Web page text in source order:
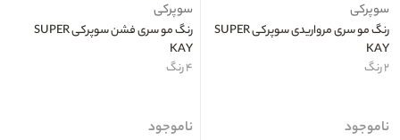
سوپرکی
رنگ مو سری مرواریدی سوپرکی SUPER
KAY
۲ رنگ
ناموجود
سوپرکی
رنگ مو سری فشن سوپرکی SUPER
KAY
۴ رنگ
ناموجود